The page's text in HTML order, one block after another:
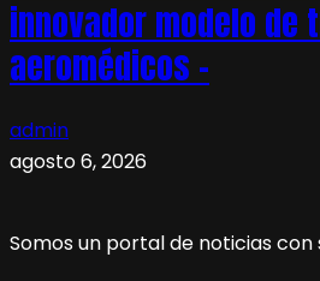
innovador modelo de
aeromédicos –
admin
agosto 6, 2026
Somos un portal de noticias con